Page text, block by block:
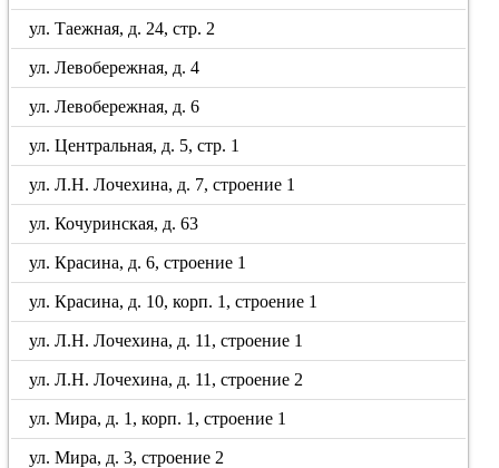
ул. Таежная, д. 24, стр. 2
ул. Левобережная, д. 4
ул. Левобережная, д. 6
ул. Центральная, д. 5, стр. 1
ул. Л.Н. Лочехина, д. 7, строение 1
ул. Кочуринская, д. 63
ул. Красина, д. 6, строение 1
ул. Красина, д. 10, корп. 1, строение 1
ул. Л.Н. Лочехина, д. 11, строение 1
ул. Л.Н. Лочехина, д. 11, строение 2
ул. Мира, д. 1, корп. 1, строение 1
ул. Мира, д. 3, строение 2